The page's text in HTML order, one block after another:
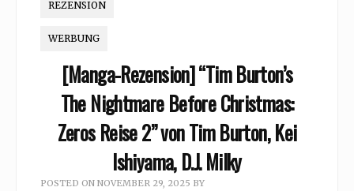
REZENSION
WERBUNG
[Manga-Rezension] “Tim Burton’s
The Nightmare Before Christmas:
Zeros Reise 2” von Tim Burton, Kei
Ishiyama, D.J. Milky
POSTED ON NOVEMBER 29, 2025 BY